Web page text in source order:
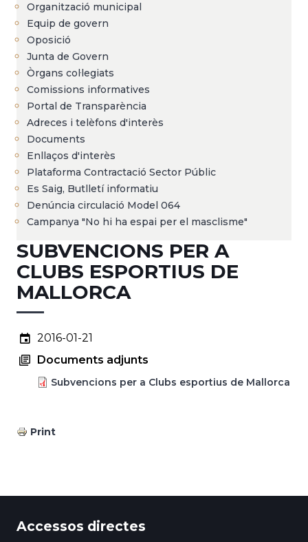
Organització municipal
Equip de govern
Oposició
Junta de Govern
Òrgans col·legiats
Comissions informatives
Portal de Transparència
Adreces i telèfons d'interès
Documents
Enllaços d'interès
Plataforma Contractació Sector Públic
Es Saig, Butlletí informatiu
Denúncia circulació Model 064
Campanya "No hi ha espai per el masclisme"
SUBVENCIONS PER A
CLUBS ESPORTIUS DE
MALLORCA
2016-01-21
Documents adjunts
Subvencions per a Clubs esportius de Mallorca
Print
Accessos directes